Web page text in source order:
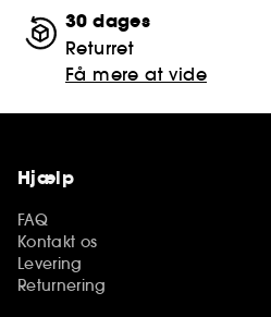
30 dages
Returret
Få mere at vide
Hjælp
FAQ
Kontakt os
Levering
Returnering